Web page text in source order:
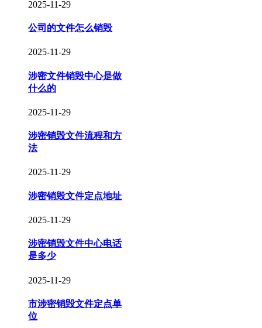
2025-11-29
公司的文件怎么销毁
2025-11-29
涉密文件销毁中心是做
什么的
2025-11-29
涉密销毁文件流程和方
法
2025-11-29
涉密销毁文件定点地址
2025-11-29
涉密销毁文件中心电话
是多少
2025-11-29
市涉密销毁文件定点单
位